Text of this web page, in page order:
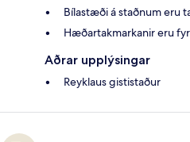
Bílastæði á staðnum eru
Hæðartakmarkanir eru
Aðrar upplýsingar
Reyklaus gististaður